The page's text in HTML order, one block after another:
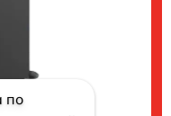
по